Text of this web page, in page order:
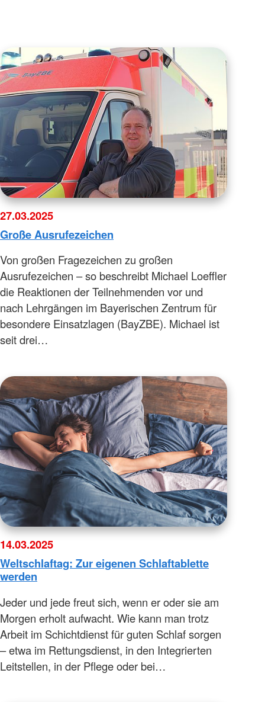
27.03.2025
Große Ausrufezeichen
Von großen Fragezeichen zu großen
Ausrufezeichen – so beschreibt Michael Loeffler
die Reaktionen der Teilnehmenden vor und
nach Lehrgängen im Bayerischen Zentrum für
besondere Einsatzlagen (BayZBE). Michael ist
seit drei…
14.03.2025
Weltschlaftag: Zur eigenen Schlaftablette
werden
Jeder und jede freut sich, wenn er oder sie am
Morgen erholt aufwacht. Wie kann man trotz
Arbeit im Schichtdienst für guten Schlaf sorgen
– etwa im Rettungsdienst, in den Integrierten
Leitstellen, in der Pflege oder bei…